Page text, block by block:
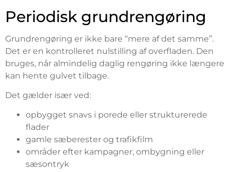
Periodisk grundrengøring
Grundrengøring er ikke bare “mere af det samme”.
Det er en kontrolleret nulstilling af overfladen. Den
bruges, når almindelig daglig rengøring ikke længere
kan hente gulvet tilbage.
Det gælder især ved:
opbygget snavs i porede eller strukturerede
flader
gamle sæberester og trafikfilm
områder efter kampagner, ombygning eller
sæsontryk